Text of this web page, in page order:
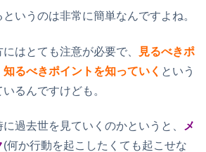
いうのは非常に簡単なんですよね。
はとても注意が必要で、
見るべきポ
るべきポイントを知っていく という
るんですけども。
過去世を見ていくのかというと、
メ
(何か行動を起こしたくても起こせな